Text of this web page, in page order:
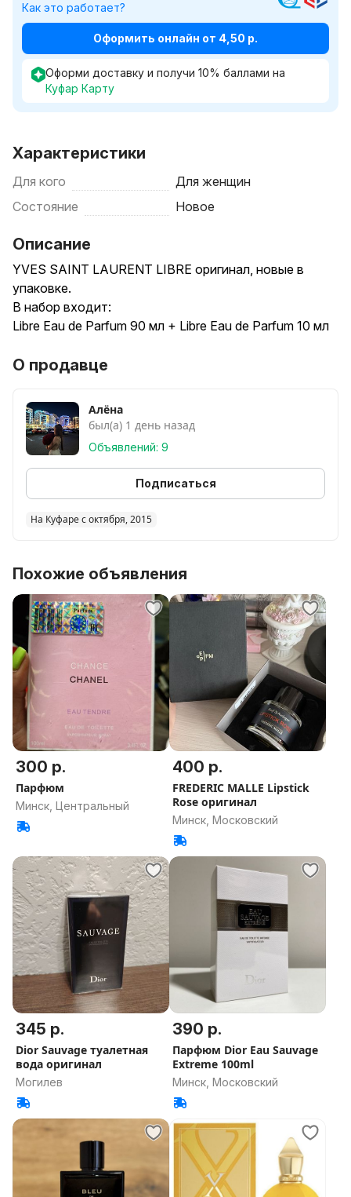
Как это работает?
Оформить онлайн от 4,50 р.
Оформи доставку и получи 10% баллами на
Куфар Карту
Характеристики
Для кого
Для женщин
Состояние
Новое
Описание
YVES SAINT LAURENT LIBRE оригинал, новые в
упаковке.
В набор входит:
Libre Eau de Parfum 90 мл + Libre Eau de Parfum 10 мл
О продавце
Алёна
был(а) 1 день назад
Объявлений: 9
Подписаться
На Куфаре с октября, 2015
Похожие объявления
300 р.
Парфюм
Минск, Центральный
400 р.
FREDERIC MALLE Lipstick
Rose оригинал
Минск, Московский
345 р.
Dior Sauvage туалетная
вода оригинал
Могилев
390 р.
Парфюм Dior Eau Sauvage
Extreme 100ml
Минск, Московский